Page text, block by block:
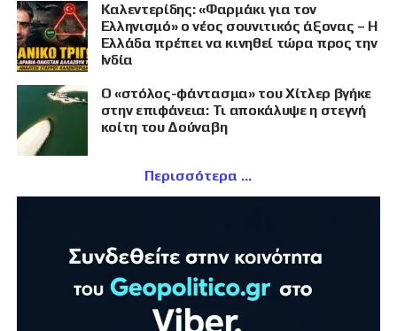
Καλεντερίδης: «Φαρμάκι για τον
Ελληνισμό» ο νέος σουνιτικός άξονας – Η
Ελλάδα πρέπει να κινηθεί τώρα προς την
Ινδία
Ο «στόλος-φάντασμα» του Χίτλερ βγήκε
στην επιφάνεια: Τι αποκάλυψε η στεγνή
κοίτη του Δούναβη
Περισσότερα